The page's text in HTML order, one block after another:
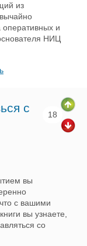
из
оперативных и
НИЦ
с
18
вы
с вашими
вы узнаете,
со